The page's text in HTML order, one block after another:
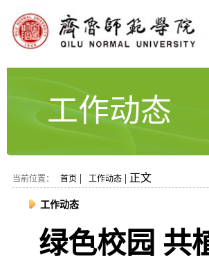
工作动态
当前位置： 首页 | 工作动态 | 正文
工作动态
绿色校园 共